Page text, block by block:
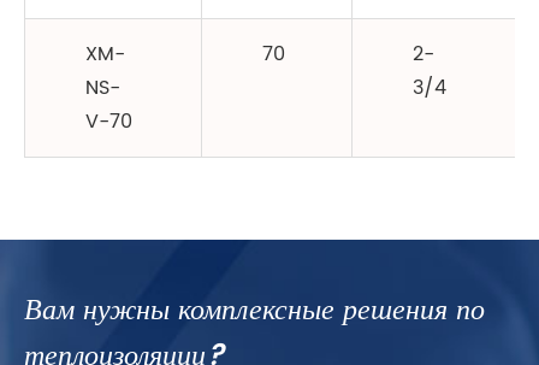
XM-
NS-
V-70
70
2-
3/4
Вам нужны комплексные решения по